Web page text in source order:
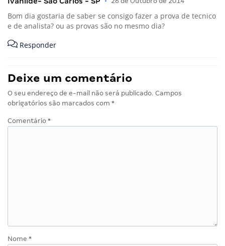
Bom dia gostaria de saber se consigo fazer a prova de tecnico
e de analista? ou as provas são no mesmo dia?
Responder
Deixe um comentário
O seu endereço de e-mail não será publicado. Campos
obrigatórios são marcados com *
Comentário *
Nome *